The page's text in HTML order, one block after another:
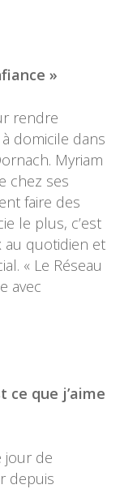
»
rendre
domicile dans
Myriam
chez ses
faire des
le plus, c’est
au quotidien et
« Le Réseau
avec
ce que j’aime
jour de
depuis